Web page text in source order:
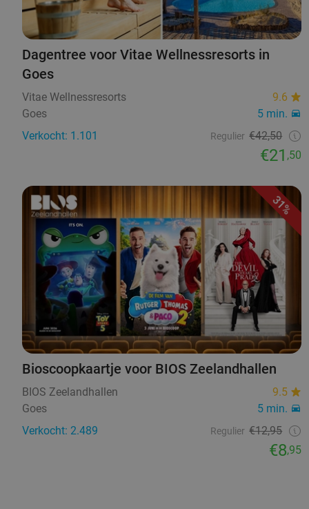
Dagentree voor Vitae Wellnessresorts in
Goes
Vitae Wellnessresorts
9.6
Goes
5 min.
Verkocht: 1.101
Regulier €42,50
€21,50
31%
Bioscoopkaartje voor BIOS Zeelandhallen
BIOS Zeelandhallen
9.5
Goes
5 min.
Verkocht: 2.489
Regulier €12,95
€8,95